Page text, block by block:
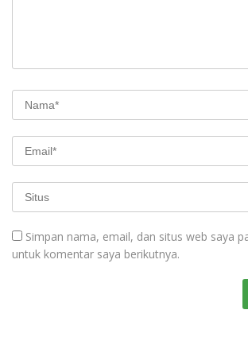
Simpan nama, email, dan situs web saya
untuk komentar saya berikutnya.